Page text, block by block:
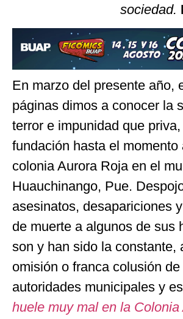
sociedad.
En marzo del presente año,
páginas dimos a conocer la
terror e impunidad que
fundación hasta el momento
colonia Aurora Roja en el
Huauchinango, Pue.
asesinatos, desapariciones
de muerte a algunos de sus
son y han sido la constante,
omisión o franca colusión
autoridades municipales y
huele muy mal en la